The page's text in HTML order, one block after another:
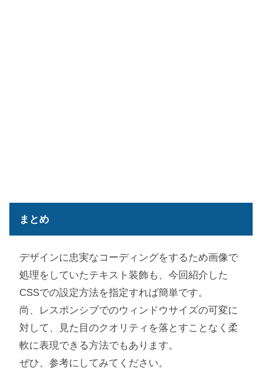
まとめ
デザインに忠実なコーディングをするため画像で
処理をしていたテキスト装飾も、今回紹介した
CSSでの設定方法を指定すれば簡単です。
尚、レスポンシブでのウィンドウサイズの可変に
対して、見た目のクオリティを落とすことなく柔
軟に表現できる方法でもあります。
ぜひ、参考にしてみてください。